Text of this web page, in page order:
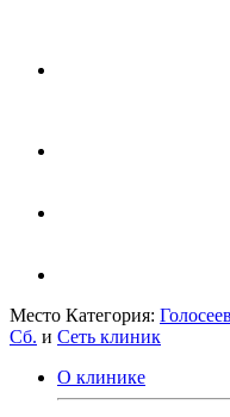
Место Категория:
Сб. и Сеть клиник
О клинике